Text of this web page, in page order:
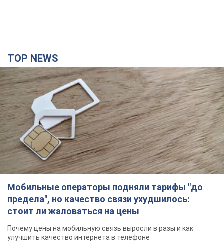
Мобильные операторы подняли тарифы "до
предела", но качество связи ухудшилось:
стоит ли жаловаться на цены
Почему цены на мобильную связь выросли в разы и как
улучшить качество интернета в телефоне
3 часа назад 24,7 т.
"Работаем над тем, чтобы получить
комплекты с ракетами для ПВО": Зеленский
заслушал доклад Драпатого и объявил о
вопросы в украинской армии